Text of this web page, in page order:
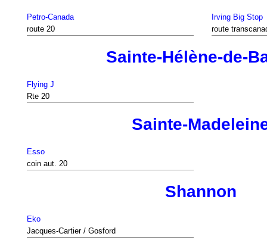
Petro-Canada
route 20
Irving Big Stop
route
Sainte-Hélène-de-
Flying J
Rte 20
Sainte-
Esso
coin aut. 20
Shannon
Eko
Jacques-Cartier / Gosford